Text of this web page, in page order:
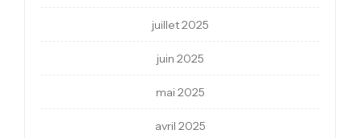
juillet 2025
juin 2025
mai 2025
avril 2025